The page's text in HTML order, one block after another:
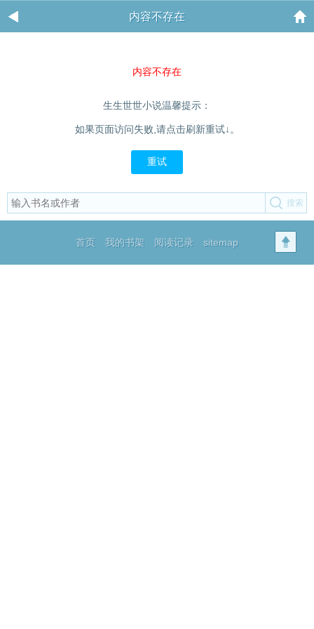
内容不存在
内容不存在
生生世世小说温馨提示：
如果页面访问失败,请点击刷新重试↓。
重试
首页 我的书架 阅读记录 sitemap